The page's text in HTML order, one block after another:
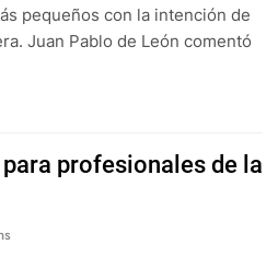
pequeños con la intención de
Juan Pablo de León comentó
profesionales de la